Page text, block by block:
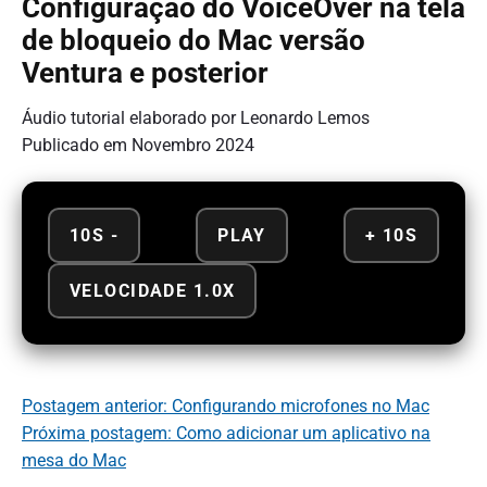
Configuração do VoiceOver na tela
de bloqueio do Mac versão
Ventura e posterior
Áudio tutorial elaborado por Leonardo Lemos
Publicado em Novembro 2024
10S - PLAY + 10S
VELOCIDADE 1.0X
Postagem anterior: Configurando microfones no Mac
Próxima postagem: Como adicionar um aplicativo na
mesa do Mac